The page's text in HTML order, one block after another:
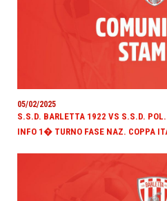
05/02/2025
S.S.D. BARLETTA 1922 VS S.S.D.
INFO 1� TURNO FASE NAZ. COPPA